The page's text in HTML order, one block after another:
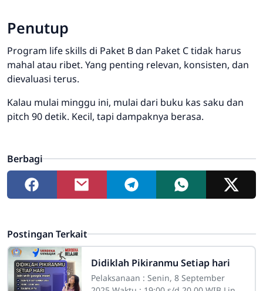
Penutup
Program life skills di Paket B dan Paket C tidak harus
mahal atau ribet. Yang penting relevan, konsisten, dan
dievaluasi terus.
Kalau mulai minggu ini, mulai dari buku kas saku dan
pitch 90 detik. Kecil, tapi dampaknya berasa.
Berbagi
Postingan Terkait
Didiklah Pikiranmu Setiap hari
Pelaksanaan : Senin, 8 September